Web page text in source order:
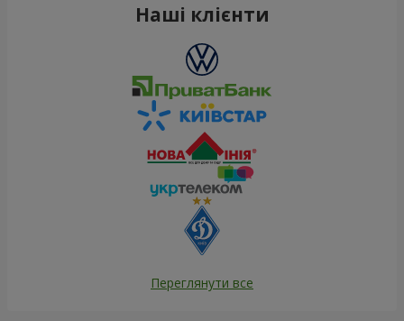
Наші клієнти
Переглянути все